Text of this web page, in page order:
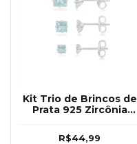
Kit Trio de Brincos de
Prata 925 Zircônia
R$44,99